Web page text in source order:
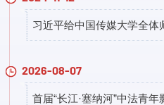
习近平给中国传媒大学全体
2026-08-07
首届“长江·塞纳河”中法青